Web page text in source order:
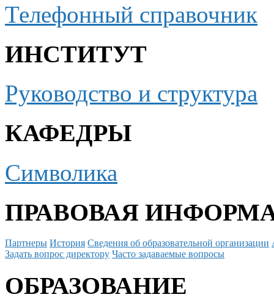
Телефонный справочник
ИНСТИТУТ
Руководство и структура
КАФЕДРЫ
Символика
ПРАВОВАЯ
Партнеры История Сведения об образовательной организации
Задать вопрос директору Часто задаваемые вопросы
ОБРАЗОВАНИЕ